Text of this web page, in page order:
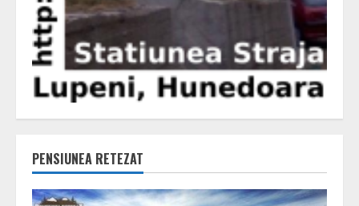
PENSIUNEA RETEZAT